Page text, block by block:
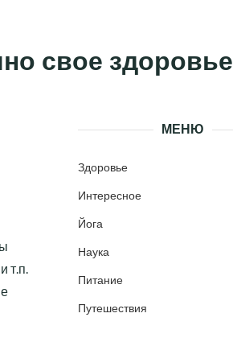
свое здоровье
т.п.
МЕНЮ
Здоровье
Интересное
Йога
Наука
Питание
Путешествия